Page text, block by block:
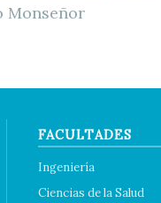
Monseñor
FACULTADES
Ingeniería
Ciencias de la Salud